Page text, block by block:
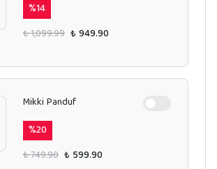
%14
₺ 1,099.99 ₺ 949.90
Mikki Panduf
%20
₺ 749.90 ₺ 599.90